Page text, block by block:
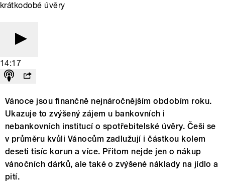
krátkodobé úvěry
14:17
Vánoce jsou finančně nejnáročnějším obdobím roku.
Ukazuje to zvýšený zájem u bankovních i
nebankovních institucí o spotřebitelské úvěry. Češi se
v průměru kvůli Vánocům zadlužují i částkou kolem
deseti tisíc korun a více. Přitom nejde jen o nákup
vánočních dárků, ale také o zvýšené náklady na jídlo a
pití.